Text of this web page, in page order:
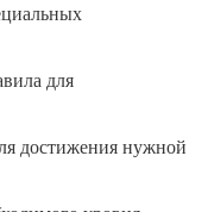
для
достижения нужной